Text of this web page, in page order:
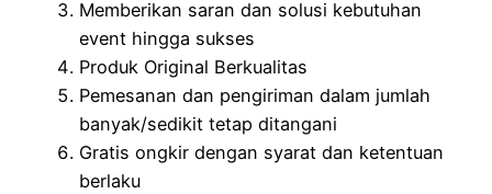
Memberikan saran dan solusi kebutuhan
event hingga sukses
Produk Original Berkualitas
Pemesanan dan pengiriman dalam jumlah
banyak/sedikit tetap ditangani
Gratis ongkir dengan syarat dan ketentuan
berlaku